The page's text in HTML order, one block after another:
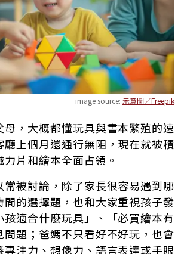
image source: 示意圖／Freepik
母，大概都懂玩具與書本繁殖的速
廳上個月還通行無阻，現在就被積
片和繪本全面占領。
常被討論，除了家長很容易遇到哪
間的選擇題，也和大家重視孩子發
孩適合什麼玩具」、「必買繪本有
問題；爸媽不只看好不好玩，也會
專注力、想像力、語言表達或手眼